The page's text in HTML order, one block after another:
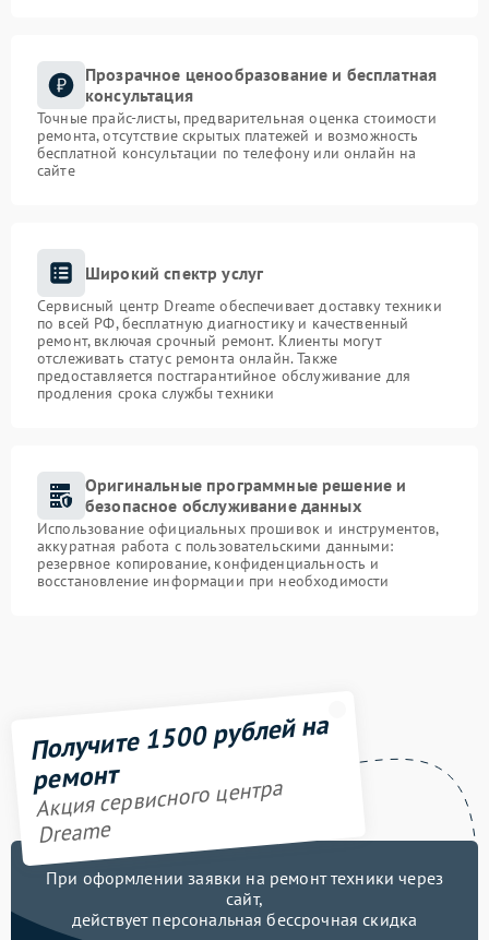
Прозрачное ценообразование и бесплатная
консультация
Точные прайс-листы, предварительная оценка стоимости
ремонта, отсутствие скрытых платежей и возможность
бесплатной консультации по телефону или онлайн на
сайте
Широкий спектр услуг
Сервисный центр Dreame обеспечивает доставку техники
по всей РФ, бесплатную диагностику и качественный
ремонт, включая срочный ремонт. Клиенты могут
отслеживать статус ремонта онлайн. Также
предоставляется постгарантийное обслуживание для
продления срока службы техники
Оригинальные программные решение и
безопасное обслуживание данных
Использование официальных прошивок и инструментов,
аккуратная работа с пользовательскими данными:
резервное копирование, конфиденциальность и
восстановление информации при необходимости
Получите 1500 рублей на
ремонт
Акция сервисного центра
Dreame
При оформлении заявки на ремонт техники через
сайт,
действует персональная бессрочная скидка